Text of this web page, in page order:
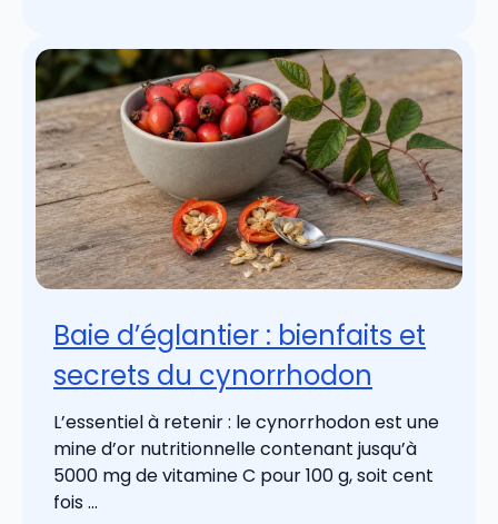
Baie d’églantier : bienfaits et
secrets du cynorrhodon
L’essentiel à retenir : le cynorrhodon est une
mine d’or nutritionnelle contenant jusqu’à
5000 mg de vitamine C pour 100 g, soit cent
fois ...